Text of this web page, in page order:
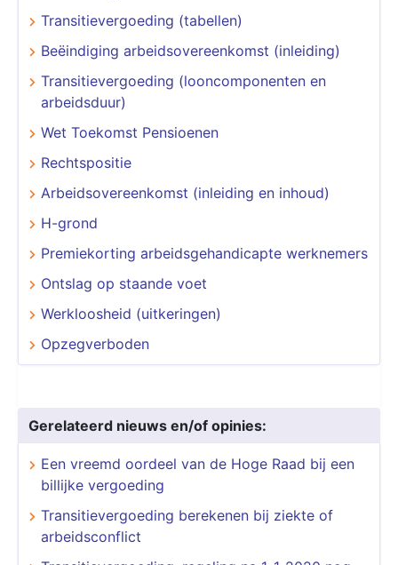
Transitievergoeding (tabellen)
Beëindiging arbeidsovereenkomst (inleiding)
Transitievergoeding (looncomponenten en
arbeidsduur)
Wet Toekomst Pensioenen
Rechtspositie
Arbeidsovereenkomst (inleiding en inhoud)
H-grond
Premiekorting arbeidsgehandicapte werknemers
Ontslag op staande voet
Werkloosheid (uitkeringen)
Opzegverboden
Gerelateerd nieuws en/of opinies:
Een vreemd oordeel van de Hoge Raad bij een
billijke vergoeding
Transitievergoeding berekenen bij ziekte of
arbeidsconflict